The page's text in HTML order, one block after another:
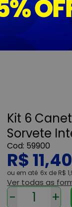
Kit 6
Sorvete
59900
R$ 11,40
ou 6x de R$
Ver todas as
- +